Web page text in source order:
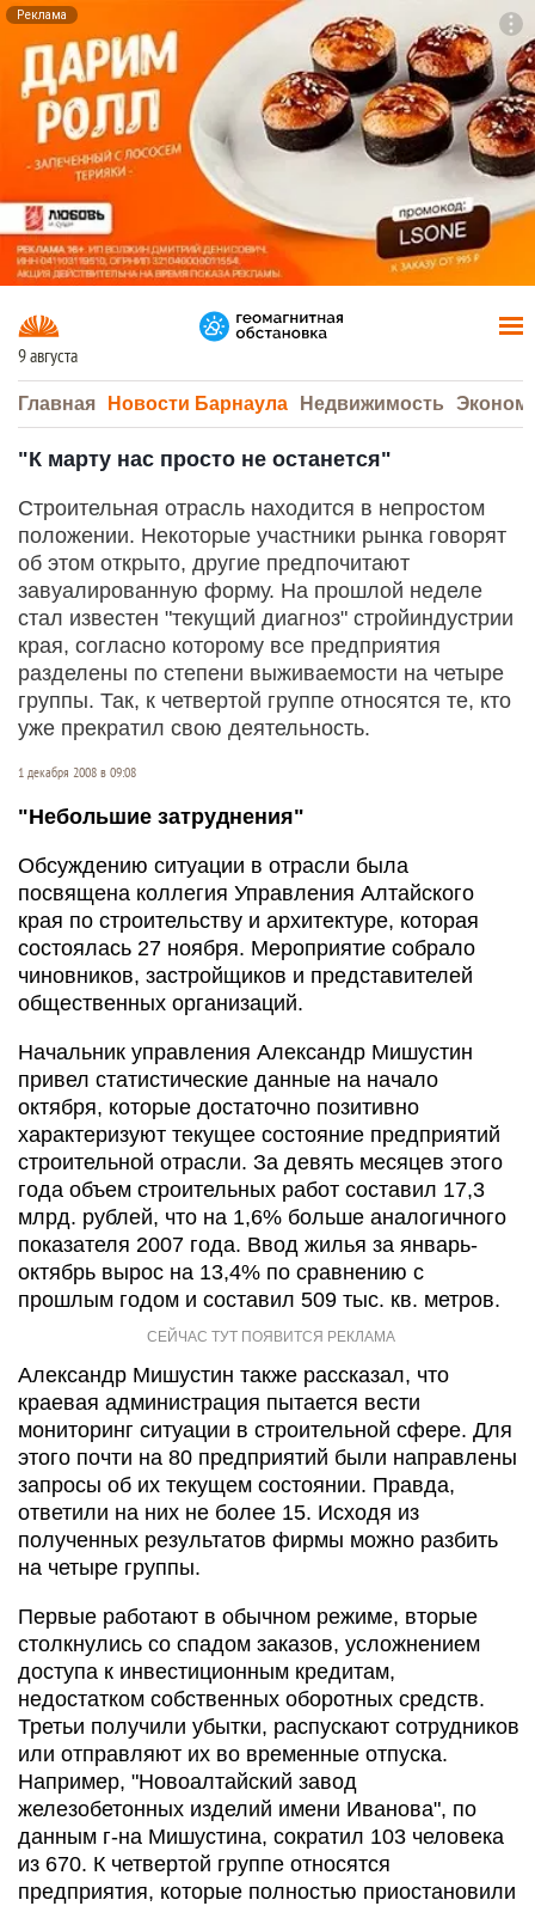
Реклама
9 августа
Главная Новости Барнаула Недвижимость
"К марту нас просто не останется"
Строительная отрасль находится в непростом
положении. Некоторые участники рынка говорят
об этом открыто, другие предпочитают
завуалированную форму. На прошлой неделе
стал известен "текущий диагноз" стройиндустрии
края, согласно которому все предприятия
разделены по степени выживаемости на четыре
группы. Так, к четвертой группе относятся те, кто
уже прекратил свою деятельность.
1 декабря 2008 в 09:08
"Небольшие затруднения"
Обсуждению ситуации в отрасли была
посвящена коллегия Управления Алтайского
края по строительству и архитектуре, которая
состоялась 27 ноября. Мероприятие собрало
чиновников, застройщиков и представителей
общественных организаций.
Начальник управления Александр Мишустин
привел статистические данные на начало
октября, которые достаточно позитивно
характеризуют текущее состояние предприятий
строительной отрасли. За девять месяцев этого
года объем строительных работ составил 17,3
млрд. рублей, что на 1,6% больше аналогичного
показателя 2007 года. Ввод жилья за январь-
октябрь вырос на 13,4% по сравнению с
прошлым годом и составил 509 тыс. кв. метров.
Александр Мишустин также рассказал, что
краевая администрация пытается вести
мониторинг ситуации в строительной сфере. Для
этого почти на 80 предприятий были направлены
запросы об их текущем состоянии. Правда,
ответили на них не более 15. Исходя из
полученных результатов фирмы можно разбить
на четыре группы.
Первые работают в обычном режиме, вторые
столкнулись со спадом заказов, усложнением
доступа к инвестиционным кредитам,
недостатком собственных оборотных средств.
Третьи получили убытки, распускают сотрудников
или отправляют их во временные отпуска.
Например, "Новоалтайский завод
железобетонных изделий имени Иванова", по
данным г-на Мишустина, сократил 103 человека
из 670. К четвертой группе относятся
предприятия, которые полностью приостановили